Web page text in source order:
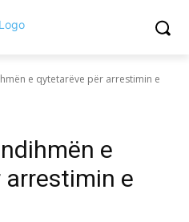
e qytetarëve për arrestimin e
e
e